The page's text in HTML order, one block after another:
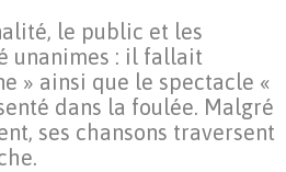
le public et les
unanimes : il fallait
» ainsi que le spectacle «
dans la foulée. Malgré
ses chansons traversent